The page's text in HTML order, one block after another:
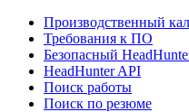
Производственный
Требования к ПО
Безопасный
HeadHunter API
Поиск работы
Поиск по резюме